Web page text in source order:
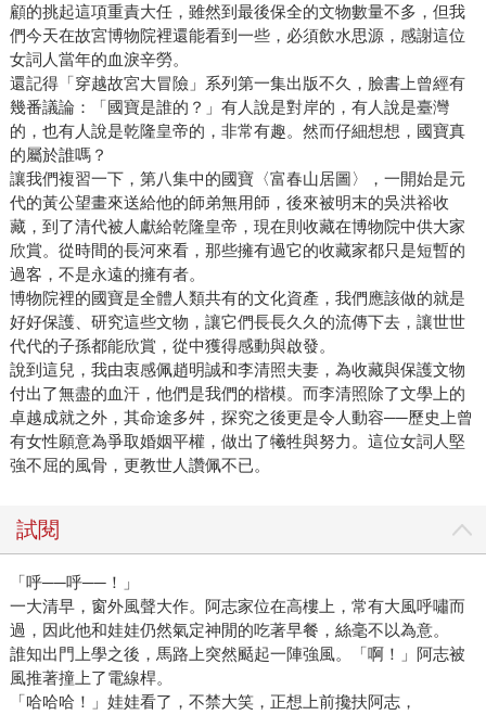
顧的挑起這項重責大任，雖然到最後保全的文物數量不多，但我
們今天在故宮博物院裡還能看到一些，必須飲水思源，感謝這位
女詞人當年的血淚辛勞。
還記得「穿越故宮大冒險」系列第一集出版不久，臉書上曾經有
幾番議論：「國寶是誰的？」有人說是對岸的，有人說是臺灣
的，也有人說是乾隆皇帝的，非常有趣。然而仔細想想，國寶真
的屬於誰嗎？
讓我們複習一下，第八集中的國寶〈富春山居圖〉，一開始是元
代的黃公望畫來送給他的師弟無用師，後來被明末的吳洪裕收
藏，到了清代被人獻給乾隆皇帝，現在則收藏在博物院中供大家
欣賞。從時間的長河來看，那些擁有過它的收藏家都只是短暫的
過客，不是永遠的擁有者。
博物院裡的國寶是全體人類共有的文化資產，我們應該做的就是
好好保護、研究這些文物，讓它們長長久久的流傳下去，讓世世
代代的子孫都能欣賞，從中獲得感動與啟發。
說到這兒，我由衷感佩趙明誠和李清照夫妻，為收藏與保護文物
付出了無盡的血汗，他們是我們的楷模。而李清照除了文學上的
卓越成就之外，其命途多舛，探究之後更是令人動容──歷史上曾
有女性願意為爭取婚姻平權，做出了犧牲與努力。這位女詞人堅
強不屈的風骨，更教世人讚佩不已。
試閱
「呼──呼──！」
一大清早，窗外風聲大作。阿志家位在高樓上，常有大風呼嘯而
過，因此他和娃娃仍然氣定神閒的吃著早餐，絲毫不以為意。
誰知出門上學之後，馬路上突然颳起一陣強風。「啊！」阿志被
風推著撞上了電線桿。
「哈哈哈！」娃娃看了，不禁大笑，正想上前攙扶阿志，